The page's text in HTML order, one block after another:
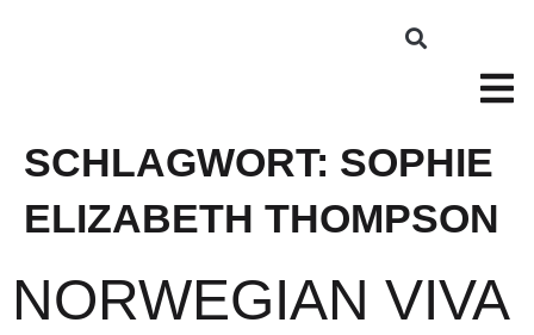
SCHLAGWORT: SOPHIE
ELIZABETH THOMPSON
NORWEGIAN VIVA